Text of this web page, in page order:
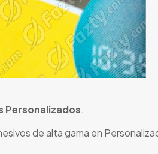
Personalizados.
de alta gama en